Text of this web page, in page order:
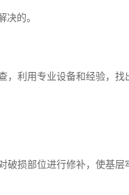
决的。
，利用专业设备和经验，
破损部位进行修补，使基层